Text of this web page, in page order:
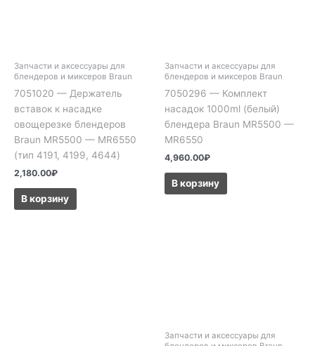
Запчасти и аксессуары для
блендеров и миксеров Braun
7051020 — Держатель
вставок к насадке
овощерезке блендеров
Braun MR5500 — MR6550
(тип 4191, 4199, 4644)
2,180.00₽
В корзину
Запчасти и аксессуары для
блендеров и миксеров Braun
7050296 — Комплект
насадок 1000ml (белый)
блендера Braun MR5500 —
MR6550
4,960.00₽
В корзину
Запчасти и аксессуары для